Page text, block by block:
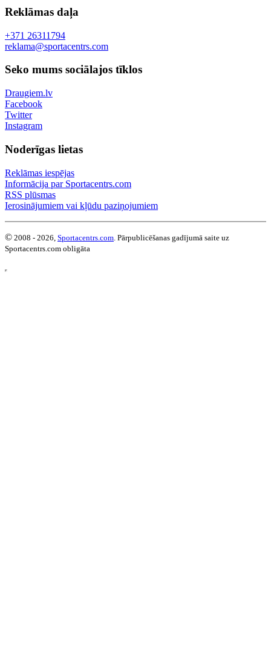
Reklāmas daļa
+371 26311794
reklama@sportacentrs.com
Seko mums sociālajos tīklos
Draugiem.lv
Facebook
Twitter
Instagram
Noderīgas lietas
Reklāmas iespējas
Informācija par Sportacentrs.com
RSS plūsmas
Ierosinājumiem vai kļūdu paziņojumiem
© 2008 - 2026, Sportacentrs.com . Pārpublicēšanas gadījumā saite uz
Sportacentrs.com obligāta